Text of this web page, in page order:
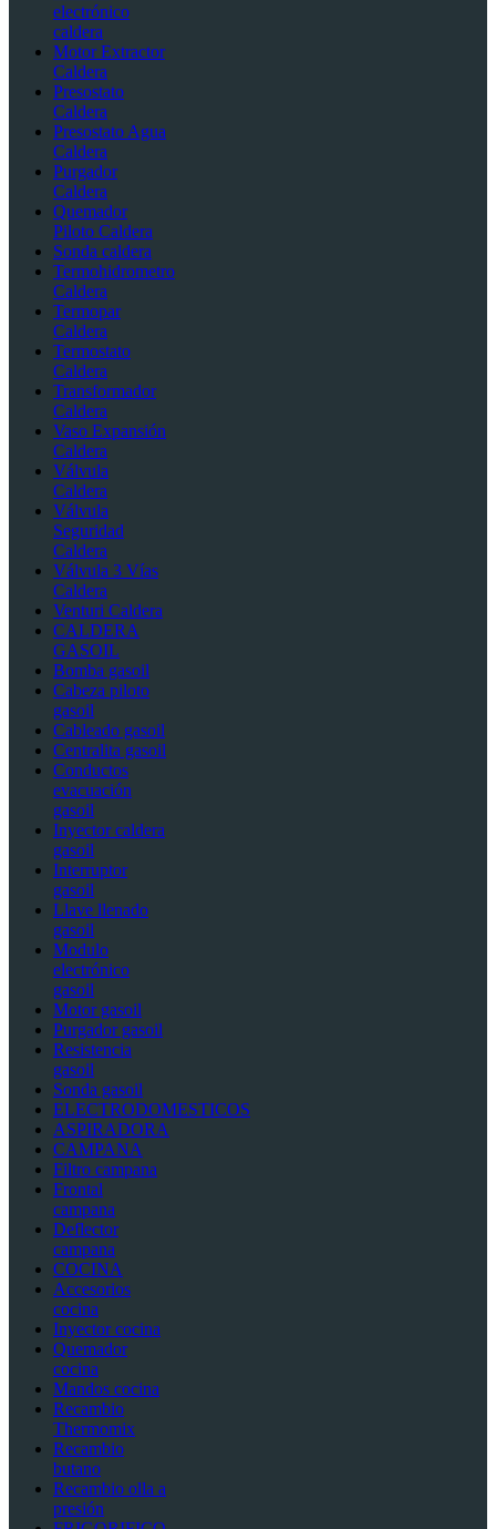
electrónico
caldera
Motor Extractor
Caldera
Presostato
Caldera
Presostato Agua
Caldera
Purgador
Caldera
Quemador
Piloto Caldera
Sonda caldera
Termohidrometro
Caldera
Termopar
Caldera
Termostato
Caldera
Transformador
Caldera
Vaso Expansión
Caldera
Válvula
Caldera
Válvula
Seguridad
Caldera
Válvula 3 Vías
Caldera
Venturi Caldera
CALDERA
GASOIL
Bomba gasoil
Cabeza piloto
gasoil
Cableado gasoil
Centralita gasoil
Conductos
evacuación
gasoil
Inyector caldera
gasoil
Interruptor
gasoil
Llave llenado
gasoil
Modulo
electrónico
gasoil
Motor gasoil
Purgador gasoil
Resistencia
gasoil
Sonda gasoil
ELECTRODOMESTICOS
ASPIRADORA
CAMPANA
Filtro campana
Frontal
campana
Deflector
campana
COCINA
Accesorios
cocina
Inyector cocina
Quemador
cocina
Mandos cocina
Recambio
Thermomix
Recambio
butano
Recambio olla a
presión